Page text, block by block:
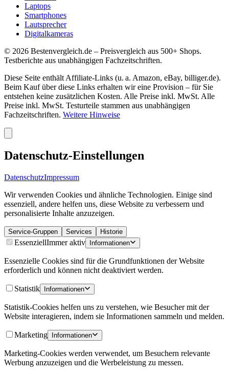
Laptops
Smartphones
Lautsprecher
Digitalkameras
© 2026 Bestenvergleich.de – Preisvergleich aus 500+ Shops.
Testberichte aus unabhängigen Fachzeitschriften.
Diese Seite enthält Affiliate-Links (u. a. Amazon, eBay, billiger.de).
Beim Kauf über diese Links erhalten wir eine Provision – für Sie
entstehen keine zusätzlichen Kosten. Alle Preise inkl. MwSt. Alle
Preise inkl. MwSt. Testurteile stammen aus unabhängigen
Fachzeitschriften. Weitere Hinweise
Datenschutz-Einstellungen
DatenschutzImpressum
Wir verwenden Cookies und ähnliche Technologien. Einige sind
essenziell, andere helfen uns, diese Website zu verbessern und
personalisierte Inhalte anzuzeigen.
Service-Gruppen Services Historie
EssenziellImmer aktiv Informationen
Essenzielle Cookies sind für die Grundfunktionen der Website
erforderlich und können nicht deaktiviert werden.
Statistik Informationen
Statistik-Cookies helfen uns zu verstehen, wie Besucher mit der
Website interagieren, indem sie Informationen sammeln und melden.
Marketing Informationen
Marketing-Cookies werden verwendet, um Besuchern relevante
Werbung anzuzeigen und die Werbeleistung zu messen.